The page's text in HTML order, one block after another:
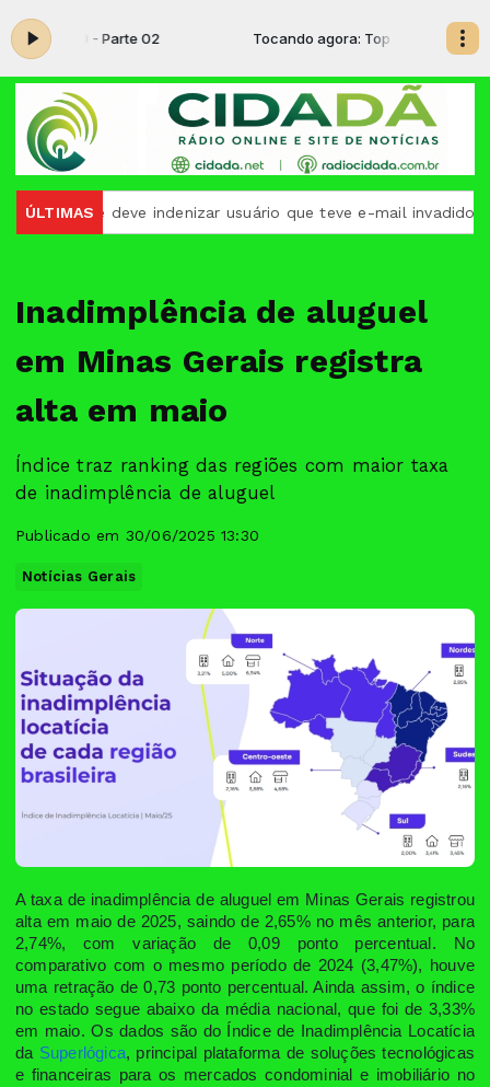
Top 50 - Parte 02 Tocando agora: Top 50 - Parte 02
ÚLTIMAS
deve indenizar usuário que teve e-mail invadido
Inadimplência de aluguel
em Minas Gerais registra
alta em maio
Índice traz ranking das regiões com maior taxa
de inadimplência de aluguel
Publicado em 30/06/2025 13:30
Notícias Gerais
A taxa de inadimplência de aluguel em Minas Gerais registrou
alta em maio de 2025, saindo de 2,65% no mês anterior, para
2,74%, com variação de 0,09 ponto percentual. No
comparativo com o mesmo período de 2024 (3,47%), houve
uma retração de 0,73 ponto percentual. Ainda assim, o índice
no estado segue abaixo da média nacional, que foi de 3,33%
em maio. Os dados são do Índice de Inadimplência Locatícia
da Superlógica, principal plataforma de soluções tecnológicas
e financeiras para os mercados condominial e imobiliário no